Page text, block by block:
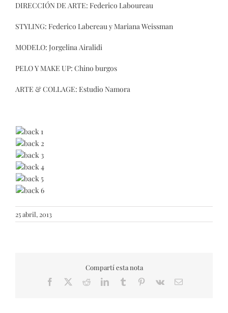
DIRECCIÓN DE ARTE: Federico Laboureau
STYLING: Federico Labereau y Mariana Weissman
MODELO: Jorgelina Airalidi
PELO Y MAKE UP: Chino burgos
ARTE & COLLAGE: Estudio Namora
25 abril, 2013
Compartí esta nota
Facebook RedditLinkedInTumblr Pinterest
Vk Email